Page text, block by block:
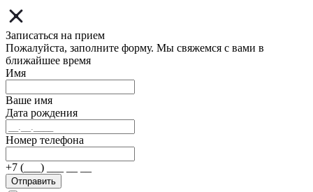
Записаться на прием
Пожалуйста, заполните форму. Мы свяжемся с вами в
ближайшее время
Имя
Ваше имя
Дата рождения
Номер телефона
+7 (___) ___ __ __
Отправить